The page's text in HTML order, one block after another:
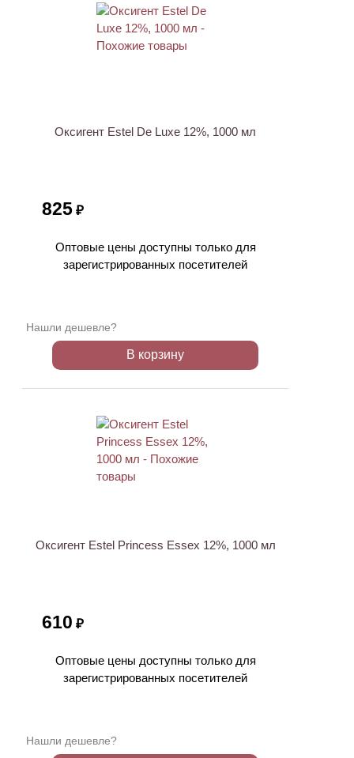
Оксигент Estel De Luxe 12%, 1000 мл
825 ₽
Оптовые цены доступны только для
зарегистрированных посетителей
Нашли дешевле?
В корзину
Оксигент Estel Princess Essex 12%, 1000 мл
610 ₽
Оптовые цены доступны только для
зарегистрированных посетителей
Нашли дешевле?